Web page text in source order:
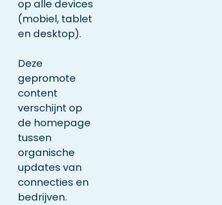
op alle devices
(mobiel, tablet
en desktop).
Deze
gepromote
content
verschijnt op
de homepage
tussen
organische
updates van
connecties en
bedrijven.